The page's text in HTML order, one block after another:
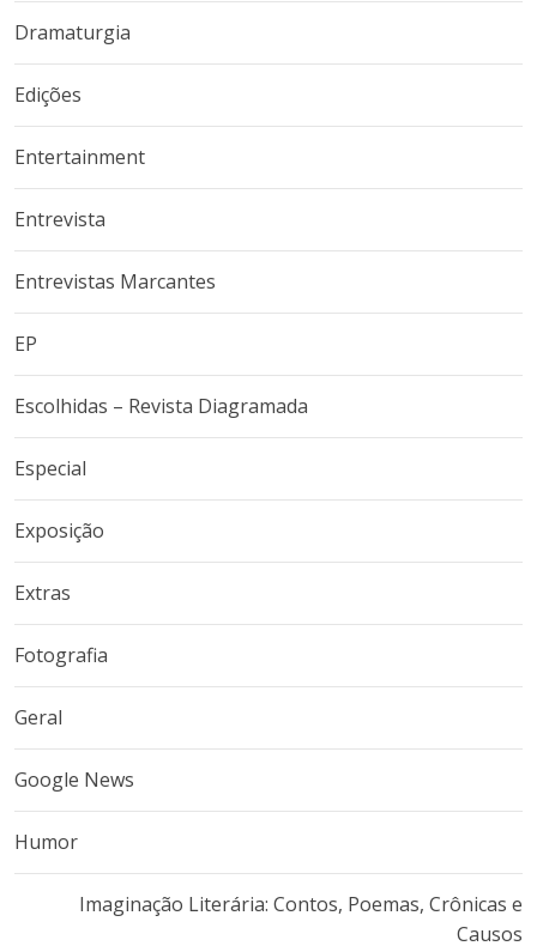
Dramaturgia
Edições
Entertainment
Entrevista
Entrevistas Marcantes
EP
Escolhidas – Revista Diagramada
Especial
Exposição
Extras
Fotografia
Geral
Google News
Humor
Imaginação Literária: Contos, Poemas, Crônicas e
Causos